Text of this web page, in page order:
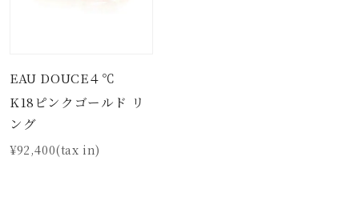
EAU DOUCE４℃
K18ピンクゴールド リ
ング
¥92,400(tax in)